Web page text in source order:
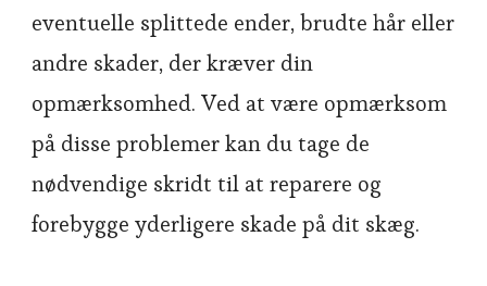
eventuelle splittede ender, brudte hår eller
andre skader, der kræver din
opmærksomhed. Ved at være opmærksom
på disse problemer kan du tage de
nødvendige skridt til at reparere og
forebygge yderligere skade på dit skæg.